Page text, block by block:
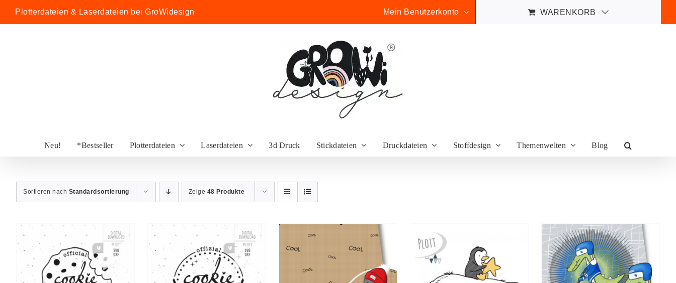
Inhalt
Plotterdateien & Laserdateien bei GroWidesign Mein Benutzerkonto WARENKORB
Neu! *Bestseller Plotterdateien Laserdateien 3d Druck Stickdateien Druckdateien Stoffdesign Themenwelten Blog
Sortieren nach Standardsortierung Zeige 48 Produkte
IN DEN WARENKORB
AUSFÜHRUNG
IN DEN WARENKORB
AUSFÜHRUNG